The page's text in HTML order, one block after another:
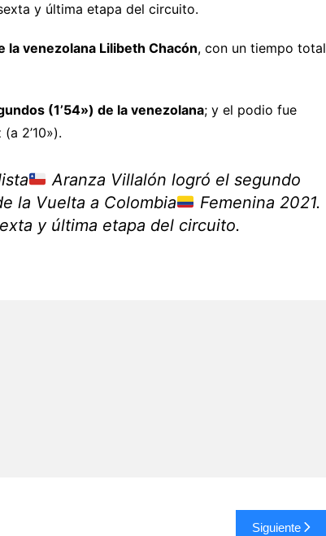
y última etapa del circuito.
la venezolana Lilibeth Chacón, con un tiempo total
(1’54») de la venezolana; y el podio fue
2’10»).
Aranza Villalón logró el segundo
la Vuelta a Colombia
Femenina 2021.
y última etapa del circuito.
Siguiente